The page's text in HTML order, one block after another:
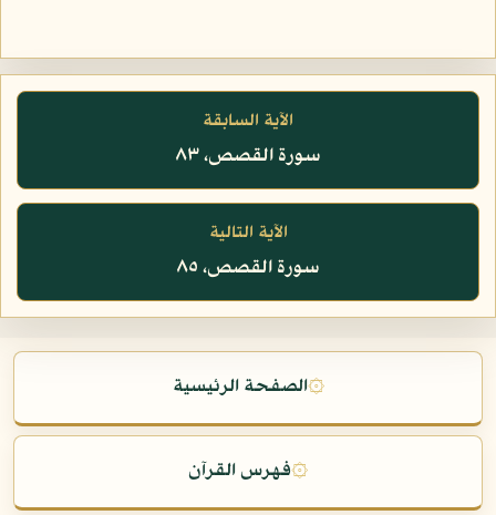
الآية السابقة
سورة القصص، ٨٣
الآية التالية
سورة القصص، ٨٥
۞الصفحة الرئيسية
۞فهرس القرآن